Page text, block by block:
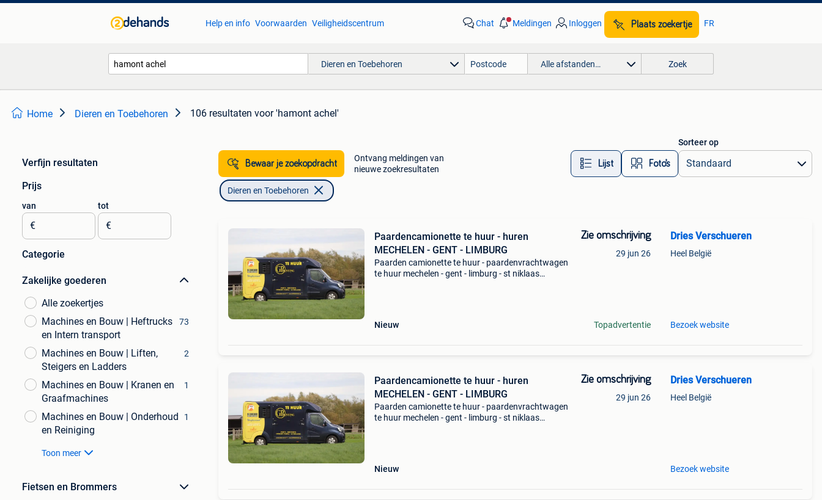
Help en info Voorwaarden Veiligheidscentrum Chat Meldingen Inloggen Plaats zoekertje FR
Dieren en Toebehoren Alle afstanden… Zoek
Home Dieren en Toebehoren 106 resultaten voor 'hamont achel'
Verfijn resultaten
Prijs
van
€
tot
€
Categorie
Zakelijke goederen
Alle zoekertjes
Machines en Bouw | Heftrucks
en Intern transport
73
Machines en Bouw | Liften,
Steigers en Ladders
2
Machines en Bouw | Kranen en
Graafmachines
1
Machines en Bouw | Onderhoud
en Reiniging
1
Toon meer
Fietsen en Brommers
Bewaar je zoekopdracht
Ontvang meldingen van
nieuwe zoekresultaten
Lijst Foto’s
Sorteer op
Dieren en Toebehoren
Paardencamionette te huur - huren
MECHELEN - GENT - LIMBURG
Paarden camionette te huur - paardenvrachtwagen
te huur mechelen - gent - limburg - st niklaas
Nieuw
Zie omschrijving
29 jun 26
Topadvertentie
Dries Verschueren
Heel België
Bezoek website
Paardencamionette te huur - huren
MECHELEN - GENT - LIMBURG
Paarden camionette te huur - paardenvrachtwagen
te huur mechelen - gent - limburg - st niklaas
Nieuw
Zie omschrijving
29 jun 26
Dries Verschueren
Heel België
Bezoek website